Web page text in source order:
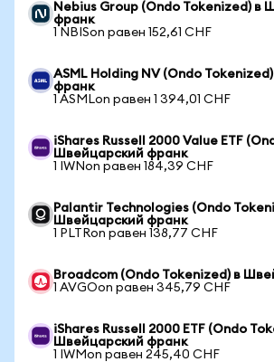
Nebius Group (Ondo Tokenized) в
франк
1 NBISon равен 152,61 CHF
ASML Holding NV (Ondo
франк
1 ASMLon равен 1 394,01 CHF
iShares Russell 2000 Value ETF
Швейцарский франк
1 IWNon равен 184,39 CHF
Palantir Technologies (Ondo
Швейцарский франк
1 PLTRon равен 138,77 CHF
Broadcom (Ondo Tokenized) в
1 AVGOon равен 345,79 CHF
iShares Russell 2000 ETF (Ondo
Швейцарский франк
1 IWMon равен 245,40 CHF